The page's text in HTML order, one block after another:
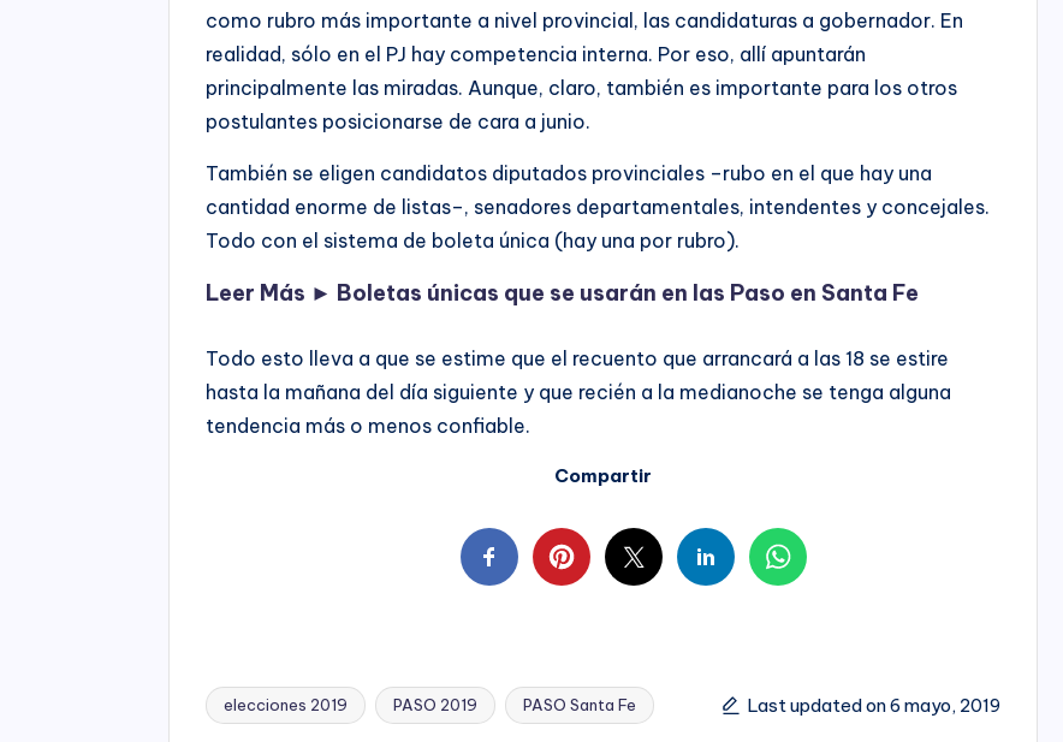
como rubro más importante a nivel provincial, las candidaturas a gobernador. En
realidad, sólo en el PJ hay competencia interna. Por eso, allí apuntarán
principalmente las miradas. Aunque, claro, también es importante para los otros
postulantes posicionarse de cara a junio.
También se eligen candidatos diputados provinciales –rubo en el que hay una
cantidad enorme de listas–, senadores departamentales, intendentes y concejales.
Todo con el sistema de boleta única (hay una por rubro).
Leer Más ► Boletas únicas que se usarán en las Paso en Santa Fe
Todo esto lleva a que se estime que el recuento que arrancará a las 18 se estire
hasta la mañana del día siguiente y que recién a la medianoche se tenga alguna
tendencia más o menos confiable.
Compartir
Tags:
elecciones 2019 PASO 2019 PASO Santa Fe Last updated on 6 mayo, 2019